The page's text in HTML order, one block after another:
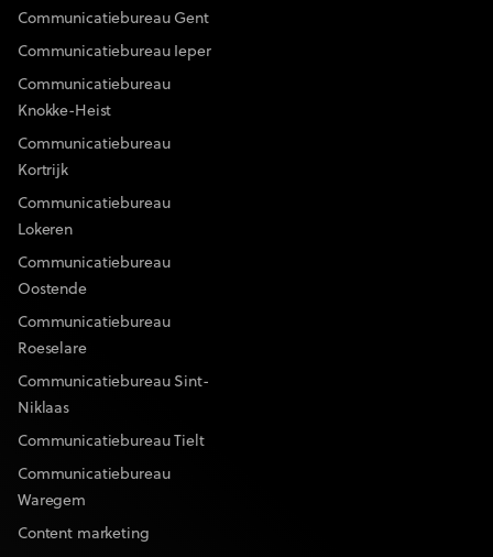
Communicatiebureau Gent
Communicatiebureau Ieper
Communicatiebureau
Knokke-Heist
Communicatiebureau
Kortrijk
Communicatiebureau
Lokeren
Communicatiebureau
Oostende
Communicatiebureau
Roeselare
Communicatiebureau Sint-
Niklaas
Communicatiebureau Tielt
Communicatiebureau
Waregem
Content marketing